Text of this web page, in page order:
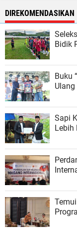
DIREKOMENDASIKAN
Bidik
Buku
Ulang
Sapi
Lebih